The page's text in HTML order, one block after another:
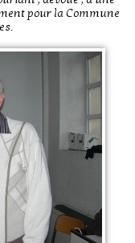
pour la Commune